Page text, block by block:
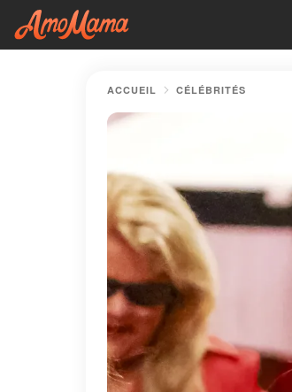
ACCUEIL CÉLÉBRITÉS